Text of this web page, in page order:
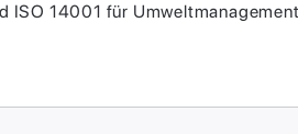
ISO 14001 für